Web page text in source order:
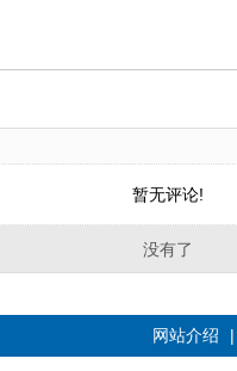
暂无评论!
没有了
网站介绍